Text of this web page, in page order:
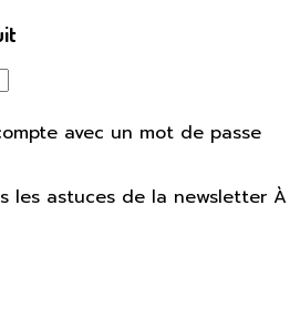
avec un mot de passe
les astuces de la newsletter À